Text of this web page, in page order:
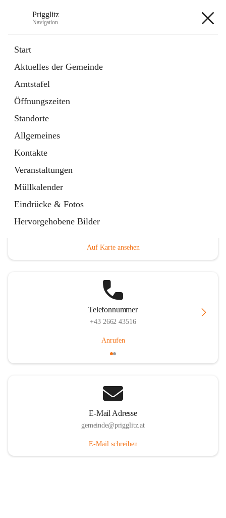
Prigglitz
Navigation
Start
Aktuelles der Gemeinde
Amtstafel
Öffnungszeiten
Standorte
Allgemeines
Kontakte
Veranstaltungen
Müllkalender
Eindrücke & Fotos
Hervorgehobene Bilder
Externe Webseite
in
Tab
Gemeindezeitung
Ordner
öffnet
in
neuem
Tab
Hauptadresse
Auf Karte ansehen
Telefonnummer
+43 2662 43516
Anrufen
E-Mail Adresse
gemeinde@prigglitz.at
E-Mail schreiben